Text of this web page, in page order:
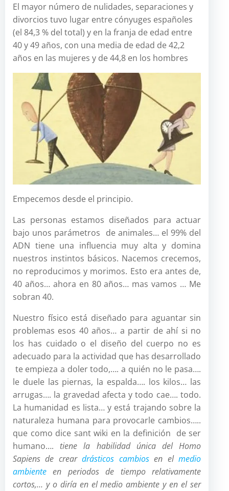
El mayor número de nulidades, separaciones y
divorcios tuvo lugar entre cónyuges españoles
(el 84,3 % del total) y en la franja de edad entre
40 y 49 años, con una media de edad de 42,2
años en las mujeres y de 44,8 en los hombres
Empecemos desde el principio.
Las personas estamos diseñados para actuar
bajo unos parámetros de animales… el 99% del
ADN tiene una influencia muy alta y domina
nuestros instintos básicos. Nacemos crecemos,
no reproducimos y morimos. Esto era antes de,
40 años… ahora en 80 años… mas vamos … Me
sobran 40.
Nuestro físico está diseñado para aguantar sin
problemas esos 40 años… a partir de ahí si no
los has cuidado o el diseño del cuerpo no es
adecuado para la actividad que has desarrollado
te empieza a doler todo,…. a quién no le pasa….
le duele las piernas, la espalda…. los kilos… las
arrugas…. la gravedad afecta y todo cae…. todo.
La humanidad es lista… y está trajando sobre la
naturaleza humana para provocarle cambios…..
que como dice sant wiki en la definición de ser
humano…. tienela habilidad única del Homo
Sapiens de creardrásticos cambiosen elmedio
ambiente en periodos de tiempo relativamente
cortos,… y o diría en el medio ambiente y en el ser